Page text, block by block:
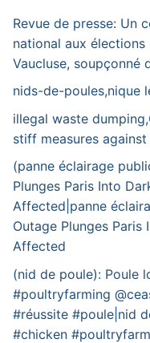
Revue de presse: Un
national aux
Vaucluse, soupçonné
nids-de-poules,nique
illegal waste
stiff measures
(panne éclairage
Plunges Paris Into
Affected|panne
Outage Plunges
Affected
(nid de poule): Poule
#poultryfarming
#réussite #poule|nid
#chicken